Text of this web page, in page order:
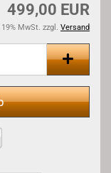
499,00 EUR
MwSt. zzgl. Versand